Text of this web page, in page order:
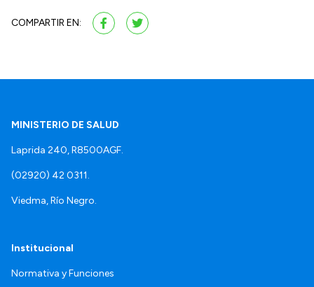
COMPARTIR EN:
MINISTERIO DE SALUD
Laprida 240, R8500AGF.
(02920) 42 0311.
Viedma, Río Negro.
Institucional
Normativa y Funciones